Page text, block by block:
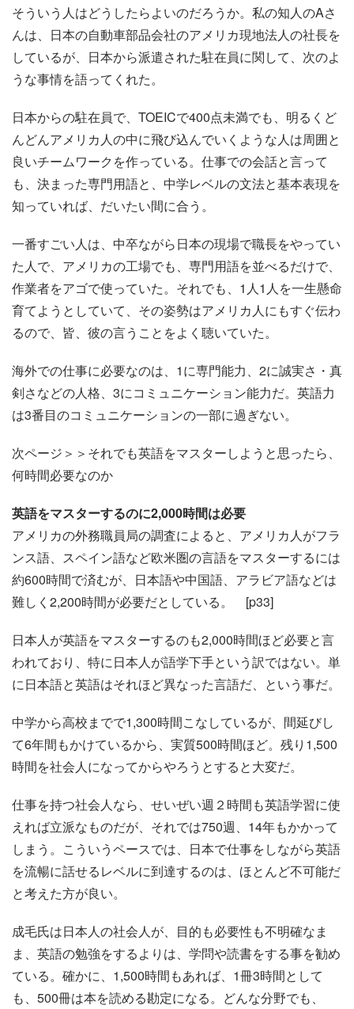
そういう人はどうしたらよいのだろうか。私の知人のAさ
んは、日本の自動車部品会社のアメリカ現地法人の社長を
しているが、日本から派遣された駐在員に関して、次のよ
うな事情を語ってくれた。
日本からの駐在員で、TOEICで400点未満でも、明るくど
んどんアメリカ人の中に飛び込んでいくような人は周囲と
良いチームワークを作っている。仕事での会話と言って
も、決まった専門用語と、中学レベルの文法と基本表現を
知っていれば、だいたい間に合う。
一番すごい人は、中卒ながら日本の現場で職長をやってい
た人で、アメリカの工場でも、専門用語を並べるだけで、
作業者をアゴで使っていた。それでも、1人1人を一生懸命
育てようとしていて、その姿勢はアメリカ人にもすぐ伝わ
るので、皆、彼の言うことをよく聴いていた。
海外での仕事に必要なのは、1に専門能力、2に誠実さ・真
剣さなどの人格、3にコミュニケーション能力だ。英語力
は3番目のコミュニケーションの一部に過ぎない。
次ページ＞＞それでも英語をマスターしようと思ったら、
何時間必要なのか
英語をマスターするのに2,000時間は必要
アメリカの外務職員局の調査によると、アメリカ人がフラ
ンス語、スペイン語など欧米圏の言語をマスターするには
約600時間で済むが、日本語や中国語、アラビア語などは
難しく2,200時間が必要だとしている。 [p33]
日本人が英語をマスターするのも2,000時間ほど必要と言
われており、特に日本人が語学下手という訳ではない。単
に日本語と英語はそれほど異なった言語だ、という事だ。
中学から高校までで1,300時間こなしているが、間延びし
て6年間もかけているから、実質500時間ほど。残り1,500
時間を社会人になってからやろうとすると大変だ。
仕事を持つ社会人なら、せいぜい週２時間も英語学習に使
えれば立派なものだが、それでは750週、14年もかかって
しまう。こういうペースでは、日本で仕事をしながら英語
を流暢に話せるレベルに到達するのは、ほとんど不可能だ
と考えた方が良い。
成毛氏は日本人の社会人が、目的も必要性も不明確なま
ま、英語の勉強をするよりは、学問や読書をする事を勧め
ている。確かに、1,500時間もあれば、1冊3時間として
も、500冊は本を読める勘定になる。どんな分野でも、